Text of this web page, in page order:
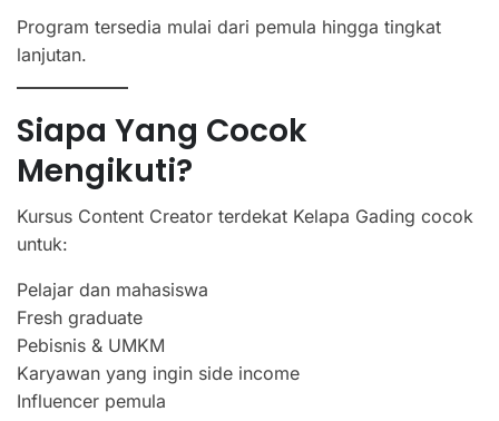
Program tersedia mulai dari pemula hingga tingkat
lanjutan.
Siapa Yang Cocok
Mengikuti?
Kursus Content Creator terdekat Kelapa Gading cocok
untuk:
Pelajar dan mahasiswa
Fresh graduate
Pebisnis & UMKM
Karyawan yang ingin side income
Influencer pemula